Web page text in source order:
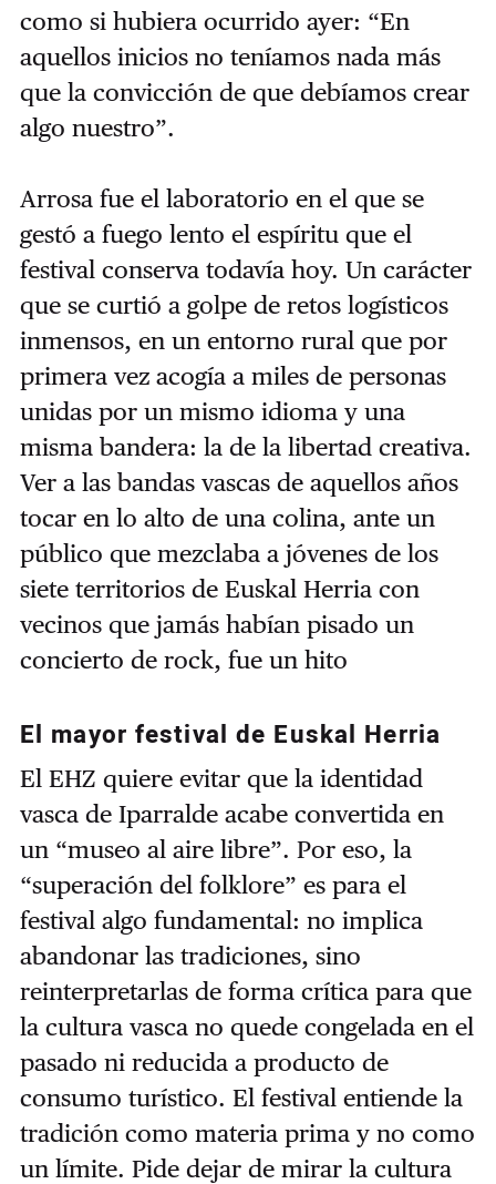
como si hubiera ocurrido ayer: “En
aquellos inicios no teníamos nada más
que la convicción de que debíamos crear
algo nuestro”.
Arrosa fue el laboratorio en el que se
gestó a fuego lento el espíritu que el
festival conserva todavía hoy. Un carácter
que se curtió a golpe de retos logísticos
inmensos, en un entorno rural que por
primera vez acogía a miles de personas
unidas por un mismo idioma y una
misma bandera: la de la libertad creativa.
Ver a las bandas vascas de aquellos años
tocar en lo alto de una colina, ante un
público que mezclaba a jóvenes de los
siete territorios de Euskal Herria con
vecinos que jamás habían pisado un
concierto de rock, fue un hito
El mayor festival de Euskal Herria
El EHZ quiere evitar que la identidad
vasca de Iparralde acabe convertida en
un “museo al aire libre”. Por eso, la
“superación del folklore” es para el
festival algo fundamental: no implica
abandonar las tradiciones, sino
reinterpretarlas de forma crítica para que
la cultura vasca no quede congelada en el
pasado ni reducida a producto de
consumo turístico. El festival entiende la
tradición como materia prima y no como
un límite. Pide dejar de mirar la cultura